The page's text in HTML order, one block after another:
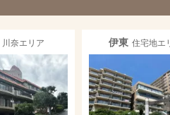
川奈エリア 伊東 住宅地エ